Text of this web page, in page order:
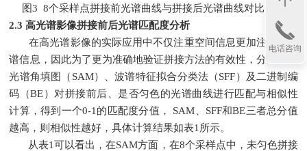
图3 8个采样点拼接前光谱曲线与拼接后光谱曲线对比分析
2.3 高光谱影像拼接前后光谱匹配度分析
在高光谱影像的实际应用中不仅注重空间信息更加注重其光
谱信息，因此为了更为准确地验证拼接方法的有效性，分别选用
光谱角填图（SAM）、波谱特征拟合分类法（SFF）及二进制编
码（BE）对拼接前后、是否匀色的光谱曲线进行匹配与相似性
计算，得到一个0-1的匹配度分值， SAM、SFF和BE三者总分值
越高，则相似性越好，具体计算结果如表1所示。
从表1可以看出，在SAM方面，在8个采样点中，未匀色拼接
电话咨询